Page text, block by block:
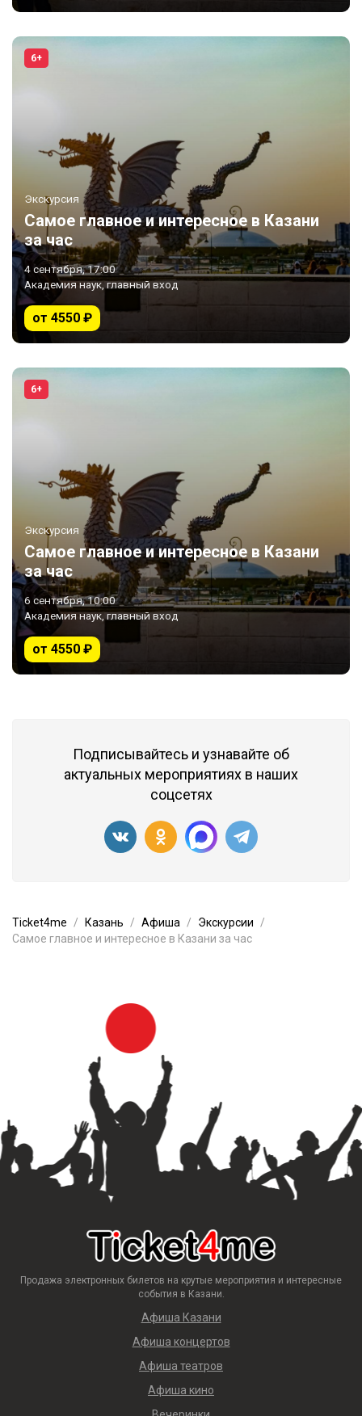
6+
Экскурсия
Самое главное и интересное в Казани
за час
4 сентября, 17:00
Академия наук, главный вход
от 4550 ₽
6+
Экскурсия
Самое главное и интересное в Казани
за час
6 сентября, 10:00
Академия наук, главный вход
от 4550 ₽
Подписывайтесь и узнавайте об
актуальных мероприятиях в наших
соцсетях
Ticket4me Казань Афиша
Экскурсии
Самое главное и интересное в Казани за час
Продажа электронных билетов на крутые мероприятия и интересные
события в Казани.
Афиша Казани
Афиша концертов
Афиша театров
Афиша кино